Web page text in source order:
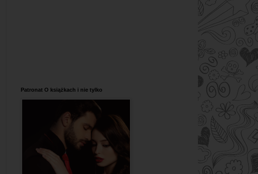
Patronat O książkach i nie tylko